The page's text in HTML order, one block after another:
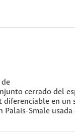
cerrado del
en
Smale usada